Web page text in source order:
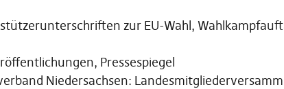
zur EU-Wahl,
Pressespiegel
Niedersachsen: